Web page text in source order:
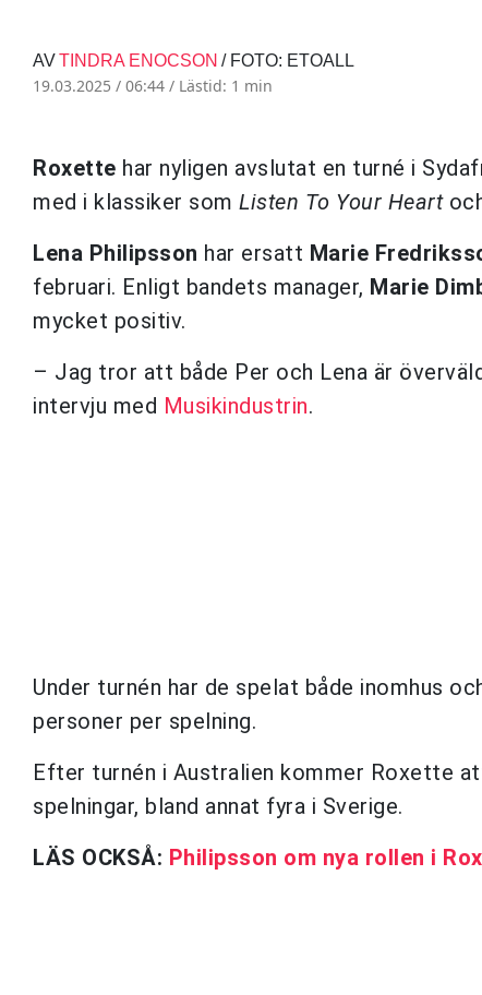
AVTINDRA ENOCSON / FOTO: ETOALL
19.03.2025 / 06:44 / Lästid: 1 min
Roxette har nyligen avslutat en turné i
med i klassiker som Listen To Your Heart
Lena Philipsson har ersatt Marie
februari. Enligt bandets manager, Marie
mycket positiv.
– Jag tror att både Per och Lena är
intervju med Musikindustrin.
Under turnén har de spelat både inomhus
personer per spelning.
Efter turnén i Australien kommer Roxette
spelningar, bland annat fyra i Sverige.
LÄS OCKSÅ: Philipsson om nya rollen i